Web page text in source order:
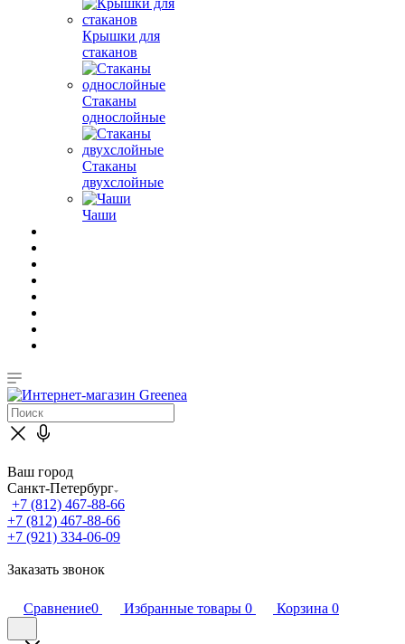
Крышки для
стаканов
Стаканы
однослойные
Стаканы
двухслойные
Чаши
Ваш город
Санкт-Петербург
+7 (812) 467-88-66
+7 (812) 467-88-66
+7 (921) 334-06-09
Заказать звонок
Сравнение0 Избранные товары 0 Корзина 0